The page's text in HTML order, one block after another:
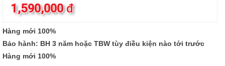
1,590,000đ
Hàng mới 100%
Bảo hành: BH 3 năm hoặc TBW tùy điều kiện nào tới trước
Hàng mới 100%